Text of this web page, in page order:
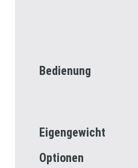
Bedienung
Eigengewicht
Optionen